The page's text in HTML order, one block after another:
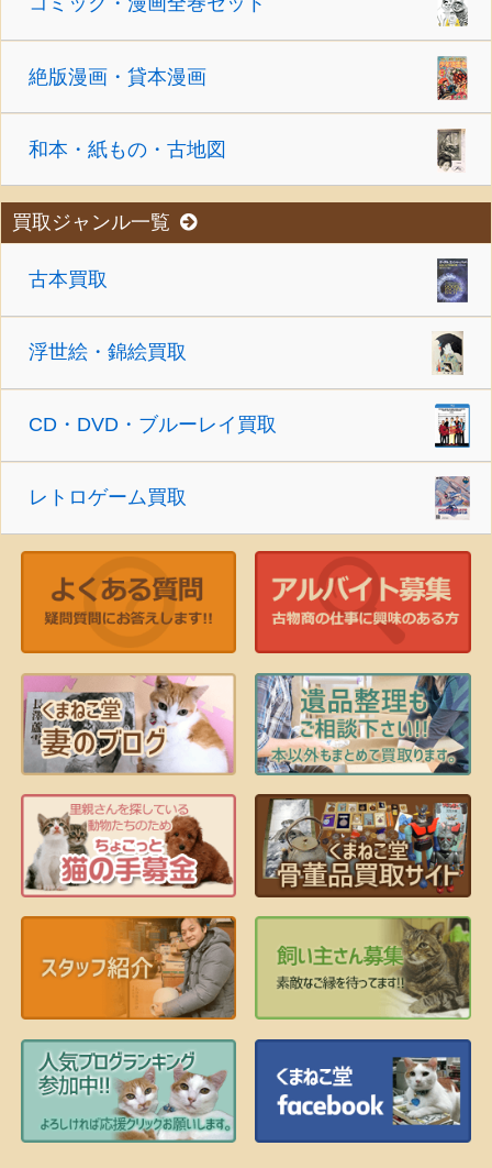
絶版漫画・貸本漫画
和本・紙もの・古地図
買取ジャンル一覧
古本買取
浮世絵・錦絵買取
CD・DVD・ブルーレイ買取
レトロゲーム買取